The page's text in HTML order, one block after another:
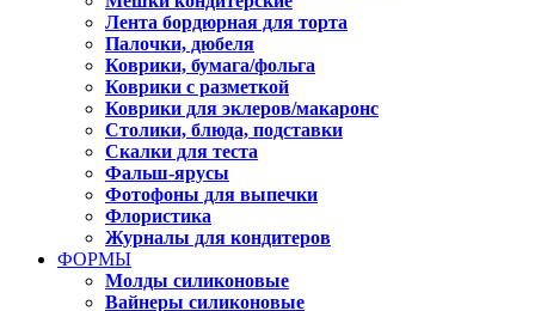
Лента бордюрная для торта
Палочки, дюбеля
Коврики, бумага/фольга
Коврики с разметкой
Коврики для эклеров/макаронс
Столики, блюда, подставки
Скалки для теста
Фальш-ярусы
Фотофоны для выпечки
Флористика
Журналы для кондитеров
ФОРМЫ
Молды силиконовые
Вайнеры силиконовые